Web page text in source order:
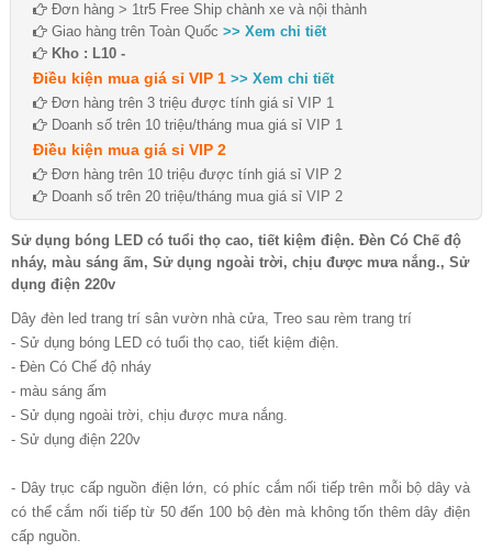
Đơn hàng > 1tr5 Free Ship chành xe và nội thành
Giao hàng trên Toàn Quốc >> Xem chi tiết
Kho : L10 -
Điều kiện mua giá sỉ VIP 1 >> Xem chi tiết
Đơn hàng trên 3 triệu được tính giá sỉ VIP 1
Doanh số trên 10 triệu/tháng mua giá sỉ VIP 1
Điều kiện mua giá sỉ VIP 2
Đơn hàng trên 10 triệu được tính giá sỉ VIP 2
Doanh số trên 20 triệu/tháng mua giá sỉ VIP 2
Sử dụng bóng LED có tuổi thọ cao, tiết kiệm điện. Đèn Có Chế độ
nháy, màu sáng ấm, Sử dụng ngoài trời, chịu được mưa nắng., Sử
dụng điện 220v
Dây đèn led trang trí sân vườn nhà cửa, Treo sau rèm trang trí
- Sử dụng bóng LED có tuổi thọ cao, tiết kiệm điện.
- Đèn Có Chế độ nháy
- màu sáng ấm
- Sử dụng ngoài trời, chịu được mưa nắng.
- Sử dụng điện 220v
- Dây trục cấp nguồn điện lớn, có phíc cắm nối tiếp trên mỗi bộ dây và
có thể cắm nối tiếp từ 50 đến 100 bộ đèn mà không tốn thêm dây điện
cấp nguồn.